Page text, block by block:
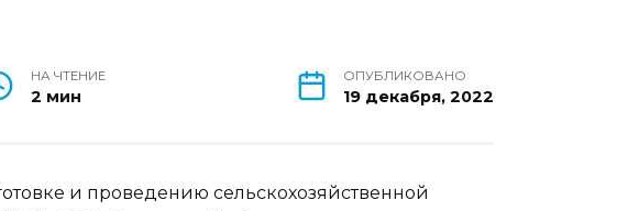
НА ЧТЕНИЕ
2 мин
ОПУБЛИКОВАНО
19 декабря, 2022
и проведению сельскохозяйственной